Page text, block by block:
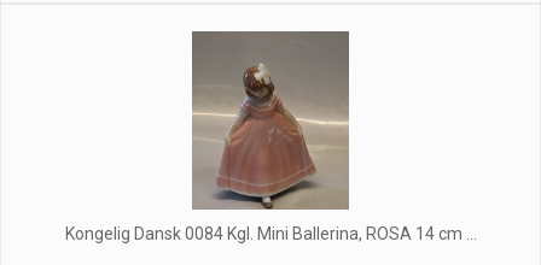
Kongelig Dansk 0084 Kgl. Mini Ballerina, ROSA 14 cm ...